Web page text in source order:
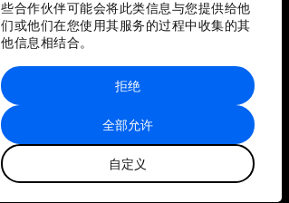
些合作伙伴可能会将此类信息与您提供给他
们或他们在您使用其服务的过程中收集的其
他信息相结合。
全部允许
自定义
拒绝